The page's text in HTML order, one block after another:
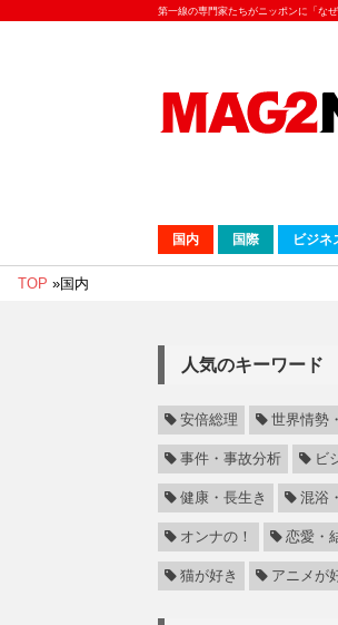
第一線の専門家たちがニッポンに「な
国内 国際 ビジネ
TOP »国内
人気のキーワード
安倍総理 世界情勢
事件・事故分析 ビ
健康・長生き 混浴
オンナの！ 恋愛・
猫が好き アニメが